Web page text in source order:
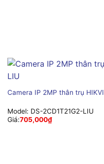
Camera IP 2MP thân trụ
Model: DS-2CD1T21G2-LIU
Giá:705,000₫